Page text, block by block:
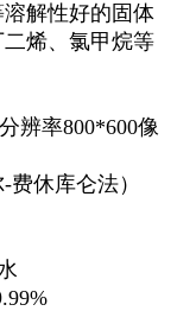
解性好的固体
烯、氯甲烷等
辨率800*600像
休库仑法）